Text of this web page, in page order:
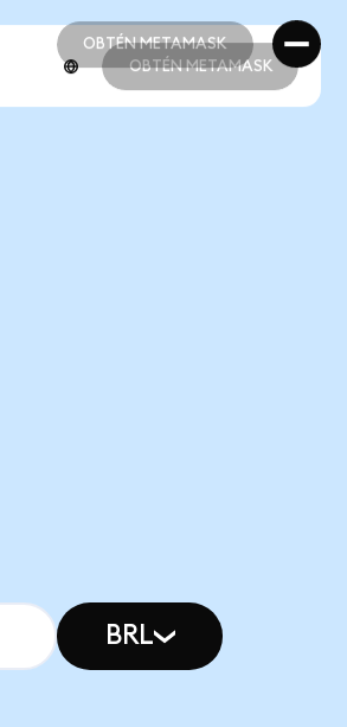
OBTÉN METAMASK
OBTÉN METAMASK
OBTÉN METAMASK
BRL